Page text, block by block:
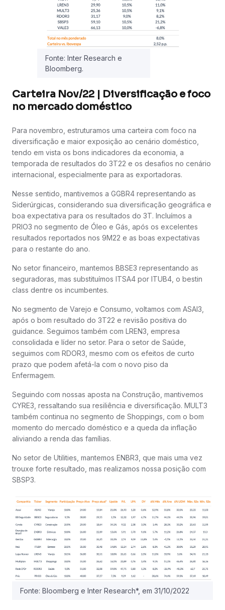
Fonte: Inter Research e
Bloomberg.
Carteira Nov/22 | Diversificação e foco
no mercado doméstico
Para novembro, estruturamos uma carteira com foco na
diversificação e maior exposição ao cenário doméstico,
tendo em vista os bons indicadores da economia, a
temporada de resultados do 3T22 e os desafios no cenário
internacional, especialmente para as exportadoras.
Nesse sentido, mantivemos a GGBR4 representando as
Siderúrgicas, considerando sua diversificação geográfica e
boa expectativa para os resultados do 3T. Incluímos a
PRIO3 no segmento de Óleo e Gás, após os excelentes
resultados reportados nos 9M22 e as boas expectativas
para o restante do ano.
No setor financeiro, mantemos BBSE3 representando as
seguradoras, mas substituímos ITSA4 por ITUB4, o bestin
class dentre os incumbentes.
No segmento de Varejo e Consumo, voltamos com ASAI3,
após o bom resultado do 3T22 e revisão positiva do
guidance. Seguimos também com LREN3, empresa
consolidada e líder no setor. Para o setor de Saúde,
seguimos com RDOR3, mesmo com os efeitos de curto
prazo que podem afetá-la com o novo piso da
Enfermagem.
Seguindo com nossas aposta na Construção, mantivemos
CYRE3, ressaltando sua resiliência e diversificação. MULT3
também continua no segmento de Shoppings, com o bom
momento do mercado doméstico e a queda da inflação
aliviando a renda das famílias.
No setor de Utilities, mantemos ENBR3, que mais uma vez
trouxe forte resultado, mas realizamos nossa posição com
SBSP3.
Fonte: Bloomberg e Inter Research*, em 31/10/2022